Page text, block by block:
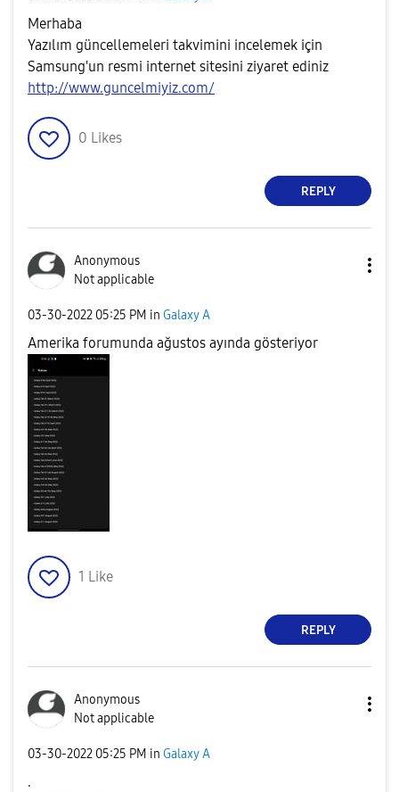
Merhaba
Yazılım güncellemeleri takvimini incelemek için
Samsung'un resmi internet sitesini ziyaret ediniz
http://www.guncelmiyiz.com/
0 Likes
REPLY
Anonymous
Not applicable
‎03-30-2022 05:25 PM in Galaxy A
Amerika forumunda ağustos ayında gösteriyor
1 Like
REPLY
Anonymous
Not applicable
‎03-30-2022 05:25 PM in Galaxy A
.